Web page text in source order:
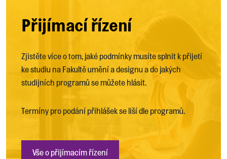
Přijímací řízení
Zjistěte více o tom, jaké podmínky musíte splnit k přijetí
ke studiu na Fakultě umění a designu a do jakých
studijních programů se můžete hlásit.
Termíny pro podání přihlášek se liší dle programů.
Vše o přijímacím řízení